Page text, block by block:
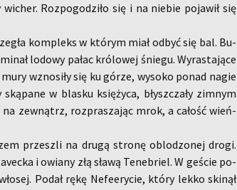
Roz­po­go­dzi­ło się i na nie­bie po­ja­wił się
kom­pleks w któ­rym miał odbyć się bal. Bu­
lo­do­wy pałac kró­lo­wej śnie­gu. Wy­ra­sta­ją­ce
wzno­si­ły się ku górze, wy­so­ko ponad nagie
w bla­sku księ­ży­ca, błysz­cza­ły zim­nym
na ze­wnątrz, roz­pra­sza­jąc mrok, a ca­łość wień­
prze­szli na drugą stro­nę ob­lo­dzo­nej drogi.
i owia­ny złą sławą Te­ne­briel. W ge­ście po­
Podał rękę Ne­fe­ery­cie, który lekko ski­nął